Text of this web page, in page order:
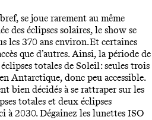
se joue rarement au même
des éclipses solaires, le show se
les 370 ans environ. Et certaines
que d’autres. Ainsi, la période de
totales de Soleil : seules trois
Antarctique, donc peu accessible.
bien décidés à se rattraper sur les
totales et deux éclipses
à 2030. Dégainez les lunettes ISO